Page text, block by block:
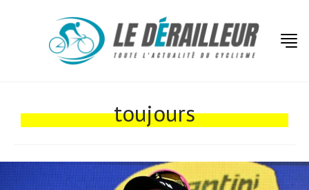
toujours
Actualités